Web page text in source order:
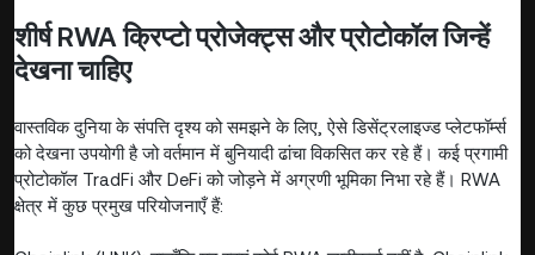
शीर्ष RWA क्रिप्टो प्रोजेक्ट्स और प्रोटोकॉल जिन्हें
देखना चाहिए
वास्तविक दुनिया के संपत्ति दृश्य को समझने के लिए, ऐसे डिसेंट्रलाइज्ड प्लेटफॉर्म्स
को देखना उपयोगी है जो वर्तमान में बुनियादी ढांचा विकसित कर रहे हैं। कई प्रगामी
प्रोटोकॉल TradFi और DeFi को जोड़ने में अग्रणी भूमिका निभा रहे हैं। RWA
क्षेत्र में कुछ प्रमुख परियोजनाएँ हैं: